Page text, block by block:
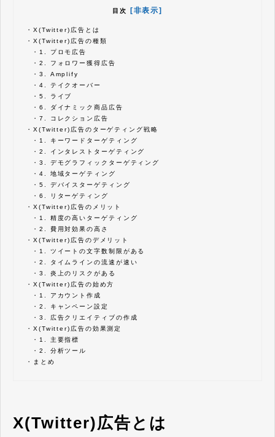
目次 [非表示]
・ X(Twitter)広告とは
・ X(Twitter)広告の種類
・ 1. プロモ広告
・ 2. フォロワー獲得広告
・ 3. Amplify
・ 4. テイクオーバー
・ 5. ライブ
・ 6. ダイナミック商品広告
・ 7. コレクション広告
・ X(Twitter)広告のターゲティング戦略
・ 1. キーワードターゲティング
・ 2. インタレストターゲティング
・ 3. デモグラフィックターゲティング
・ 4. 地域ターゲティング
・ 5. デバイスターゲティング
・ 6. リターゲティング
・ X(Twitter)広告のメリット
・ 1. 精度の高いターゲティング
・ 2. 費用対効果の高さ
・ X(Twitter)広告のデメリット
・ 1. ツイートの文字数制限がある
・ 2. タイムラインの流速が速い
・ 3. 炎上のリスクがある
・ X(Twitter)広告の始め方
・ 1. アカウント作成
・ 2. キャンペーン設定
・ 3. 広告クリエイティブの作成
・ X(Twitter)広告の効果測定
・ 1. 主要指標
・ 2. 分析ツール
・
まとめ
X(Twitter)広告とは